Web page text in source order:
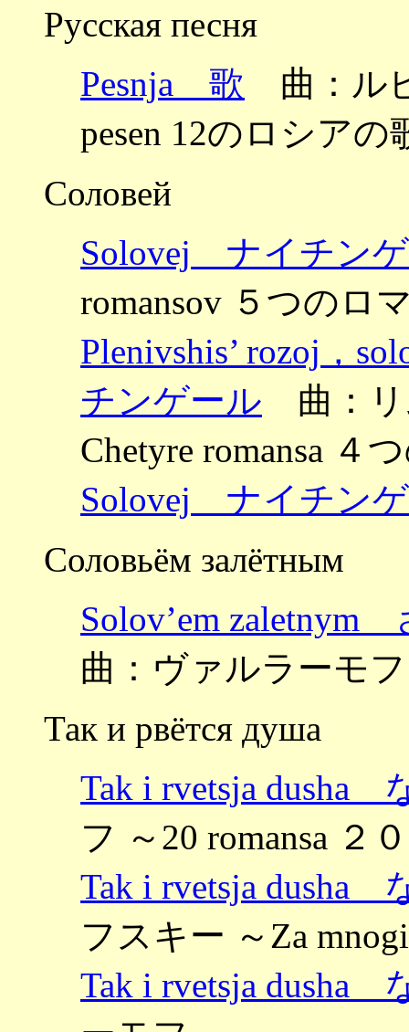
Русская песня
Pesnja 歌 曲：ル
pesen 12のロシアの
Соловей
Solovej ナイチン
romansov ５つのロ
Plenivshis’ rozoj，
チンゲール 曲：リ
Chetyre romansa ４
Solovej ナイチン
Соловьём залётным
Solov’em zaletnym
曲：ヴァルラーモフ
Так и рвётся душа
Tak i rvetsja dusha
フ ～20 romansa ２
Tak i rvetsja dusha
フスキー ～Za
Tak i rvetsja dusha